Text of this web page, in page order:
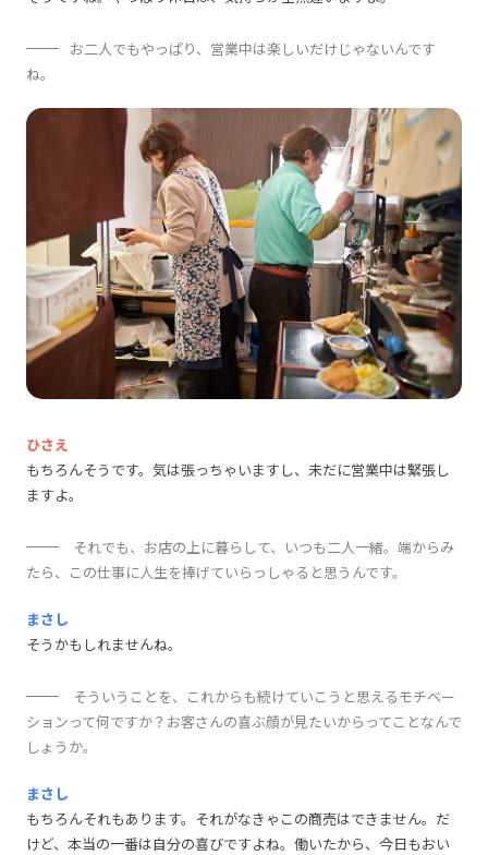
お二人でもやっぱり、営業中は楽しいだけじゃないんです
ね。
ひさえ
もちろんそうです。気は張っちゃいますし、未だに営業中は緊張し
ますよ。
それでも、お店の上に暮らして、いつも二人一緒。端からみ
たら、この仕事に人生を捧げていらっしゃると思うんです。
まさし
そうかもしれませんね。
そういうことを、これからも続けていこうと思えるモチベー
ションって何ですか？お客さんの喜ぶ顔が見たいからってことなんで
しょうか。
まさし
もちろんそれもあります。それがなきゃこの商売はできません。だ
けど、本当の一番は自分の喜びですよね。働いたから、今日もおい